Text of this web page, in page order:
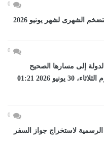
0
0
أعادت الدولة إلى مسارها الصحيح
ورسخت دعائم الاستقرار...اليوم الثلاثاء، 30 يونيو 2026 01:21
0
لاستخراج جواز السفر